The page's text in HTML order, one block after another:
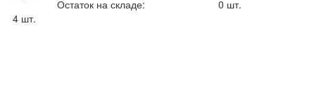
4 шт.
Остаток на складе:
0 шт.